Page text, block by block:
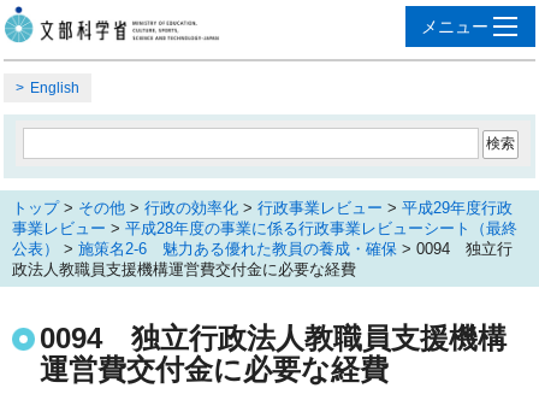
English
トップ> その他 > 行政の効率化 > 行政事業レビュー > 平成29年度行政
事業レビュー > 平成28年度の事業に係る行政事業レビューシート（最終
公表）
> 施策名2-6 魅力ある優れた教員の養成・確保 > 0094 独立行
政法人教職員支援機構運営費交付金に必要な経費
0094 独立行政法人教職員支援機構
運営費交付金に必要な経費